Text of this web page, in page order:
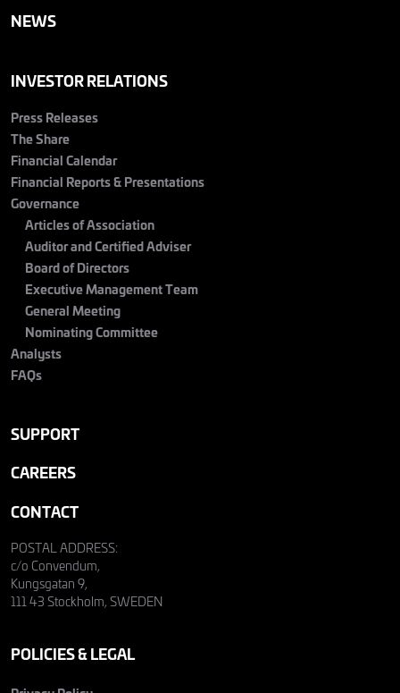
NEWS
INVESTOR RELATIONS
Press Releases
The Share
Financial Calendar
Financial Reports & Presentations
Governance
Articles of Association
Auditor and Certified Adviser
Board of Directors
Executive Management Team
General Meeting
Nominating Committee
Analysts
FAQs
SUPPORT
CAREERS
CONTACT
POSTAL ADDRESS:
c/o Convendum,
Kungsgatan 9,
111 43 Stockholm, SWEDEN
POLICIES & LEGAL